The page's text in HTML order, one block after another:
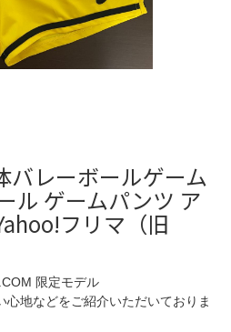
バレーボールゲーム
ル ゲームパンツ ア
フリマ（旧
限定モデル
心地などをご紹介いただいておりま